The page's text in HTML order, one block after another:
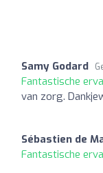
Samy Godard
Fantastische
van zorg.
Sébastien de
Fantastische